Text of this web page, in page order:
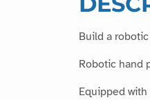
Build a
Robotic hand
Equipped